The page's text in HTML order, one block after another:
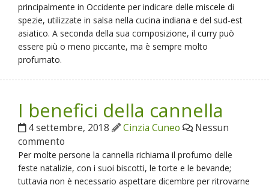
principalmente in Occidente per indicare delle miscele di
spezie, utilizzate in salsa nella cucina indiana e del sud-est
asiatico. A seconda della sua composizione, il curry può
essere più o meno piccante, ma è sempre molto
profumato.
I benefici della cannella
4 settembre, 2018 Cinzia Cuneo
Nessun
commento
Per molte persone la cannella richiama il profumo delle
feste natalizie, con i suoi biscotti, le torte e le bevande;
tuttavia non è necessario aspettare dicembre per ritrovarne